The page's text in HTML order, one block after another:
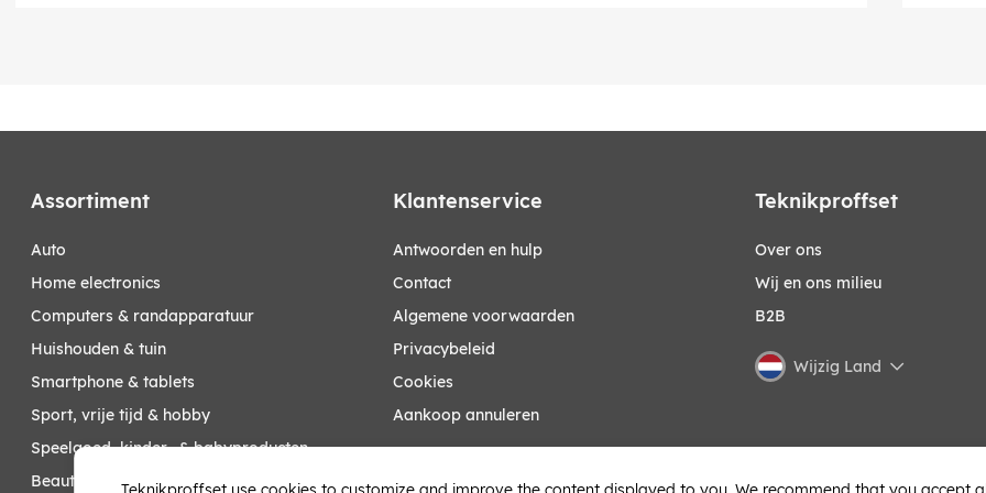
Assortiment
auto
home electronics
computers & randapparatuur
huishouden & tuin
smartphone & tablets
sport, vrije tijd & hobby
speelgoed, kinder- & babyproducten
beauty & health
Klantenservice
Antwoorden en hulp
Contact
Algemene voorwaarden
Privacybeleid
Cookies
Aankoop annuleren
Teknikproffset
Over ons
Wij en ons milieu
B2B
Wijzig Land